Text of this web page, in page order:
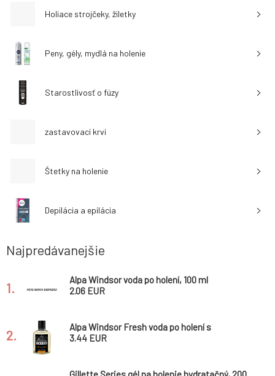
Holiace strojčeky, žiletky
Peny, gély, mydlá na holenie
Starostlivosť o fúzy
zastavovací krvi
Štetky na holenie
Depilácia a epilácia
Najpredávanejšie
1.
Alpa Windsor voda po holení, 100 ml
2.06 EUR
2.
Alpa Windsor Fresh voda po holení s
propolisom, 100 ml
3.44 EUR